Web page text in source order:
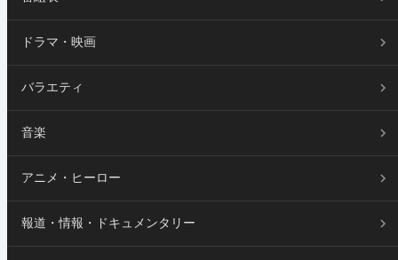
ドラマ・映画
バラエティ
音楽
アニメ・ヒーロー
報道・情報・ドキュメンタリー